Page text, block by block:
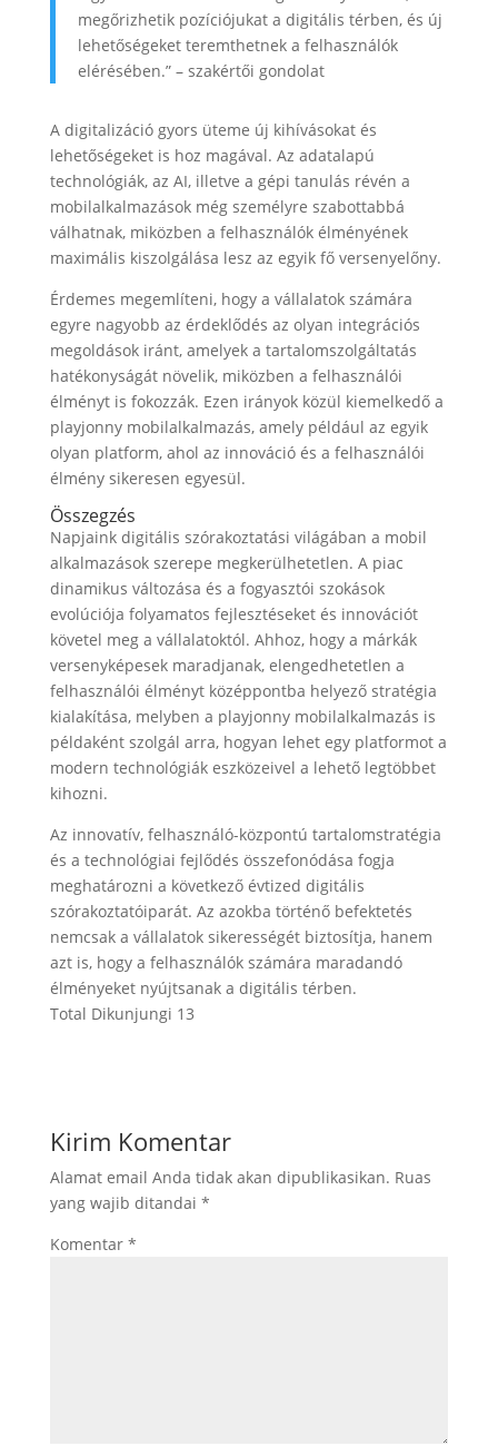
megőrizhetik pozíciójukat a digitális térben, és új
lehetőségeket teremthetnek a felhasználók
elérésében.” – szakértői gondolat
A digitalizáció gyors üteme új kihívásokat és
lehetőségeket is hoz magával. Az adatalapú
technológiák, az AI, illetve a gépi tanulás révén a
mobilalkalmazások még személyre szabottabbá
válhatnak, miközben a felhasználók élményének
maximális kiszolgálása lesz az egyik fő versenyelőny.
Érdemes megemlíteni, hogy a vállalatok számára
egyre nagyobb az érdeklődés az olyan integrációs
megoldások iránt, amelyek a tartalomszolgáltatás
hatékonyságát növelik, miközben a felhasználói
élményt is fokozzák. Ezen irányok közül kiemelkedő a
playjonny mobilalkalmazás, amely például az egyik
olyan platform, ahol az innováció és a felhasználói
élmény sikeresen egyesül.
Összegzés
Napjaink digitális szórakoztatási világában a mobil
alkalmazások szerepe megkerülhetetlen. A piac
dinamikus változása és a fogyasztói szokások
evolúciója folyamatos fejlesztéseket és innovációt
követel meg a vállalatoktól. Ahhoz, hogy a márkák
versenyképesek maradjanak, elengedhetetlen a
felhasználói élményt középpontba helyező stratégia
kialakítása, melyben a playjonny mobilalkalmazás is
példaként szolgál arra, hogyan lehet egy platformot a
modern technológiák eszközeivel a lehető legtöbbet
kihozni.
Az innovatív, felhasználó-központú tartalomstratégia
és a technológiai fejlődés összefonódása fogja
meghatározni a következő évtized digitális
szórakoztatóiparát. Az azokba történő befektetés
nemcsak a vállalatok sikerességét biztosítja, hanem
azt is, hogy a felhasználók számára maradandó
élményeket nyújtsanak a digitális térben.
Total Dikunjungi 13
Kirim Komentar
Alamat email Anda tidak akan dipublikasikan. Ruas
yang wajib ditandai *
Komentar *